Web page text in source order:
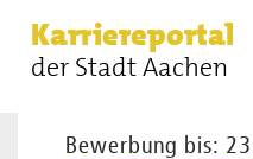
Karriereportal
der Stadt Aachen
Infrastruktur &
Bewerbung bis: